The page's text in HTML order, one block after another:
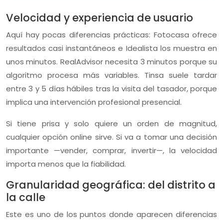
Velocidad y experiencia de usuario
Aquí hay pocas diferencias prácticas: Fotocasa ofrece
resultados casi instantáneos e Idealista los muestra en
unos minutos. RealAdvisor necesita 3 minutos porque su
algoritmo procesa más variables. Tinsa suele tardar
entre 3 y 5 días hábiles tras la visita del tasador, porque
implica una intervención profesional presencial.
Si tiene prisa y solo quiere un orden de magnitud,
cualquier opción online sirve. Si va a tomar una decisión
importante —vender, comprar, invertir—, la velocidad
importa menos que la fiabilidad.
Granularidad geográfica: del distrito a
la calle
Este es uno de lospuntosdondeaparecen diferencias